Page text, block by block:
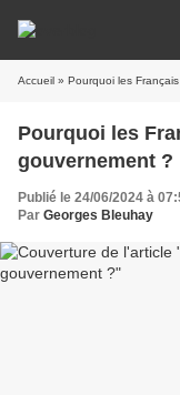
Accueil » Pourquoi les
Pourquoi les
gouvernement ?
Publié le 24/06/2024 à
Par Georges Bleuhay